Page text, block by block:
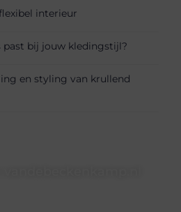
interieur
past bij jouw kledingstijl?
en styling van krullend